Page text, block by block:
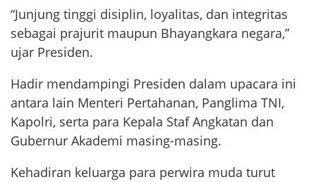
“Junjung tinggi disiplin, loyalitas, dan integritas
sebagai prajurit maupun Bhayangkara negara,”
ujar Presiden.
Hadir mendampingi Presiden dalam upacara ini
antara lain Menteri Pertahanan, Panglima TNI,
Kapolri, serta para Kepala Staf Angkatan dan
Gubernur Akademi masing-masing.
Kehadiran keluarga para perwira muda turut